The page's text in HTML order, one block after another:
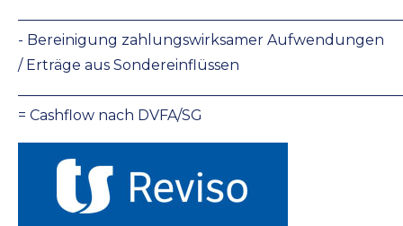
- Bereinigung zahlungswirksamer Aufwendungen
/ Erträge aus Sondereinflüssen
= Cashflow nach DVFA/SG